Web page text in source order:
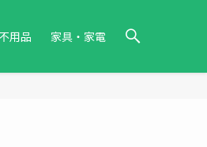
用品 家具・家電